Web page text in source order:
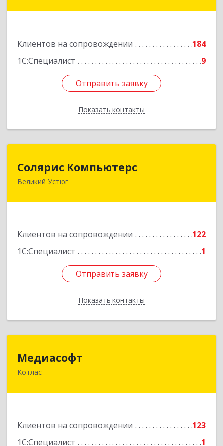
Клиентов на сопровождении
184
1С:Специалист
9
Отправить заявку
Показать контакты
Отправить заявку
Назад
Солярис Компьютерс
Великий Устюг
Клиентов на сопровождении
122
1С:Специалист
1
Отправить заявку
Показать контакты
162390, Вологодская обл, Великий Устюг г,
Отправить заявку
Назад
Медиасофт
Котлас
Клиентов на сопровождении
123
1С:Специалист
1